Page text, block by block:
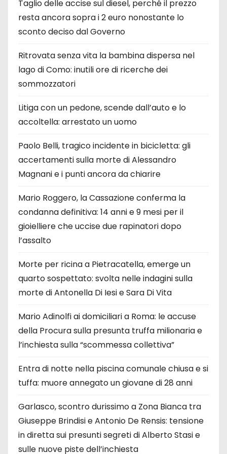
Taglio delle accise sul diesel, perché il prezzo
resta ancora sopra i 2 euro nonostante lo
sconto deciso dal Governo
Ritrovata senza vita la bambina dispersa nel
lago di Como: inutili ore di ricerche dei
sommozzatori
Litiga con un pedone, scende dall’auto e lo
accoltella: arrestato un uomo
Paolo Belli, tragico incidente in bicicletta: gli
accertamenti sulla morte di Alessandro
Magnani e i punti ancora da chiarire
Mario Roggero, la Cassazione conferma la
condanna definitiva: 14 anni e 9 mesi per il
gioielliere che uccise due rapinatori dopo
l’assalto
Morte per ricina a Pietracatella, emerge un
quarto sospettato: svolta nelle indagini sulla
morte di Antonella Di Iesi e Sara Di Vita
Mario Adinolfi ai domiciliari a Roma: le accuse
della Procura sulla presunta truffa milionaria e
l’inchiesta sulla “scommessa collettiva”
Entra di notte nella piscina comunale chiusa e si
tuffa: muore annegato un giovane di 28 anni
Garlasco, scontro durissimo a Zona Bianca tra
Giuseppe Brindisi e Antonio De Rensis: tensione
in diretta sui presunti segreti di Alberto Stasi e
sulle nuove piste dell’inchiesta